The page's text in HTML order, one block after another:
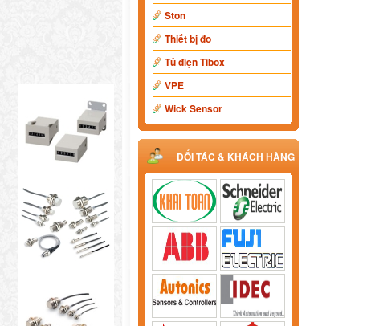
Ston
Thiết bị đo
Tủ điện Tibox
VPE
Wick Sensor
ĐỐI TÁC & KHÁCH HÀNG